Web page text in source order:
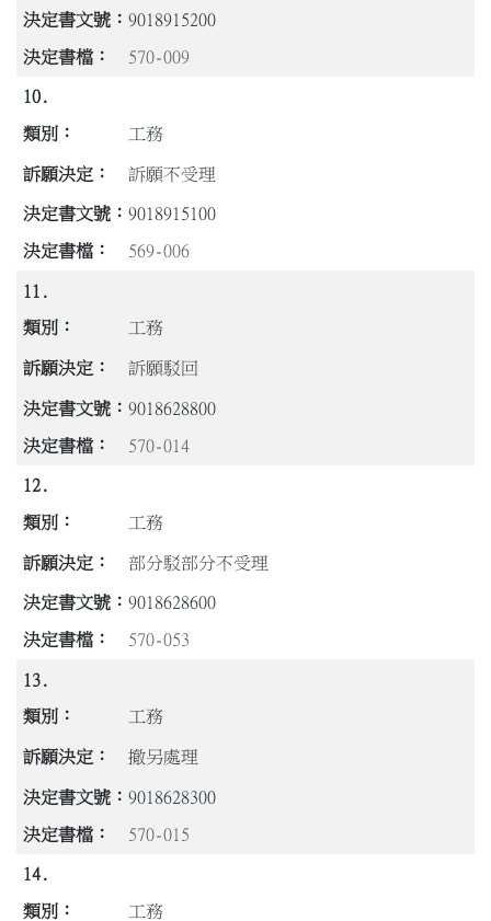
9018915200
570-009
10.
工務
訴願不受理
9018915100
569-006
11.
工務
訴願駁回
9018628800
570-014
12.
工務
部分駁部分不受理
9018628600
570-053
13.
工務
撤另處理
9018628300
570-015
14.
工務